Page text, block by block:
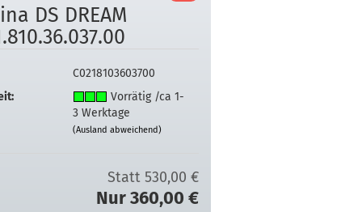
DS DREAM
C0218103603700
Vorrätig /ca 1-
3 Werktage
(Ausland abweichend)
Statt 530,00 €
Nur 360,00 €